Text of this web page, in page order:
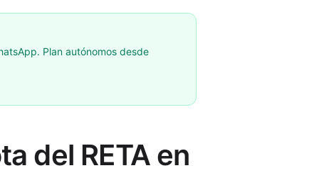
Plan autónomos desde
del RETA en